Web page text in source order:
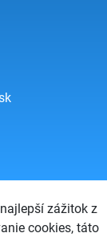
zážitok z
cookies, táto